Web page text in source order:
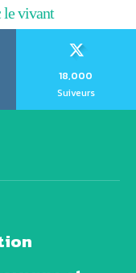
le vivant
18,000
Suiveurs